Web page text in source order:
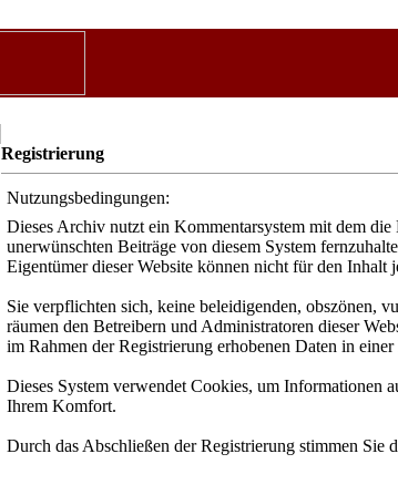
Registrierung
Nutzungsbedingungen:
Dieses Archiv nutzt ein Kommentarsystem mit dem
unerwünschten Beiträge von diesem System
Eigentümer dieser Website können nicht für den Inhalt
Sie verpflichten sich, keine beleidigenden, obszönen,
räumen den Betreibern und Administratoren dieser
im Rahmen der Registrierung erhobenen Daten in
Dieses System verwendet Cookies, um Informationen
Ihrem Komfort.
Durch das Abschließen der Registrierung stimmen Sie